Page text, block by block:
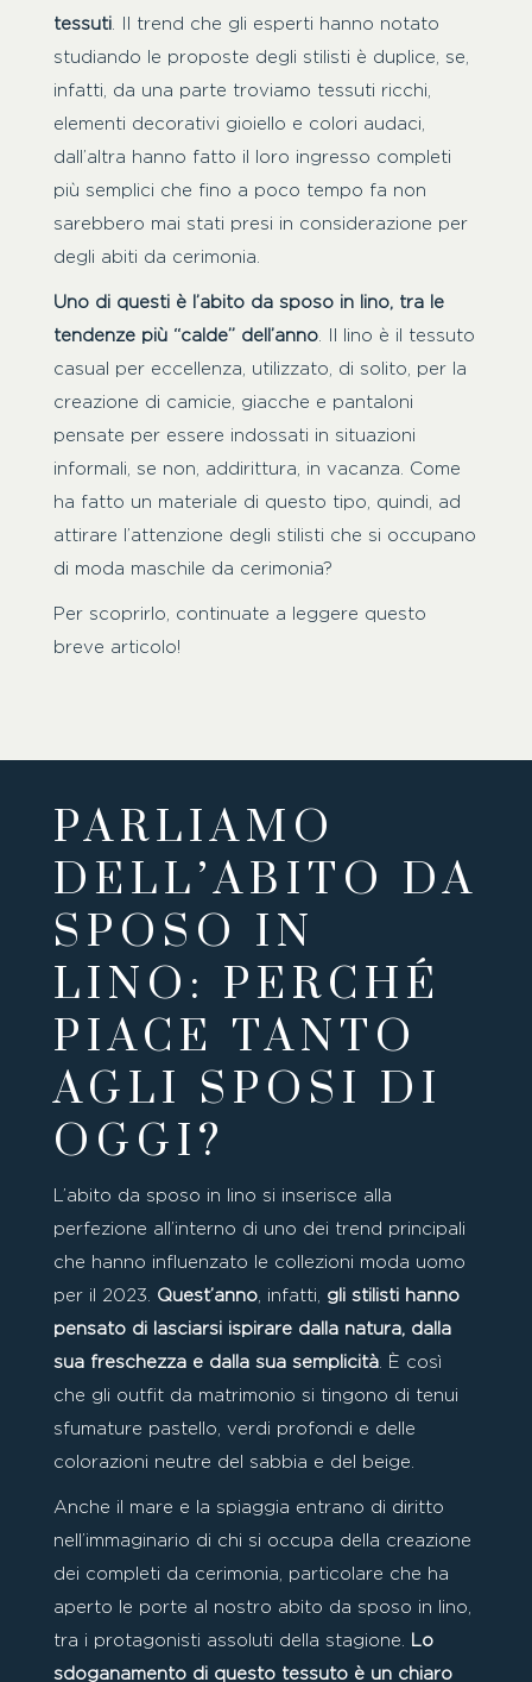
tessuti. Il trend che gli esperti hanno notato
studiando le proposte degli stilisti è duplice, se,
infatti, da una parte troviamo tessuti ricchi,
elementi decorativi gioiello e colori audaci,
dall’altra hanno fatto il loro ingresso completi
più semplici che fino a poco tempo fa non
sarebbero mai stati presi in considerazione per
degli abiti da cerimonia.
Uno di questi è l’abito da sposo in lino, tra le
tendenze più “calde” dell’anno. Il lino è il tessuto
casual per eccellenza, utilizzato, di solito, per la
creazione di camicie, giacche e pantaloni
pensate per essere indossati in situazioni
informali, se non, addirittura, in vacanza. Come
ha fatto un materiale di questo tipo, quindi, ad
attirare l’attenzione degli stilisti che si occupano
di moda maschile da cerimonia?
Per scoprirlo, continuate a leggere questo
breve articolo!
PARLIAMO
DELL’ABITO DA
SPOSO IN
LINO: PERCHÉ
PIACE TANTO
AGLI SPOSI DI
OGGI?
L’abito da sposo in lino si inserisce alla
perfezione all’interno di uno dei trend principali
che hanno influenzato le collezioni moda uomo
per il 2023. Quest’anno, infatti, gli stilisti hanno
pensato di lasciarsi ispirare dalla natura, dalla
sua freschezza e dalla sua semplicità. È così
che gli outfit da matrimonio si tingono di tenui
sfumature pastello, verdi profondi e delle
colorazioni neutre del sabbia e del beige.
Anche il mare e la spiaggia entrano di diritto
nell’immaginario di chi si occupa della creazione
dei completi da cerimonia, particolare che ha
aperto le porte al nostro abito da sposo in lino,
tra i protagonisti assoluti della stagione. Lo
sdoganamento di questo tessuto è un chiaro